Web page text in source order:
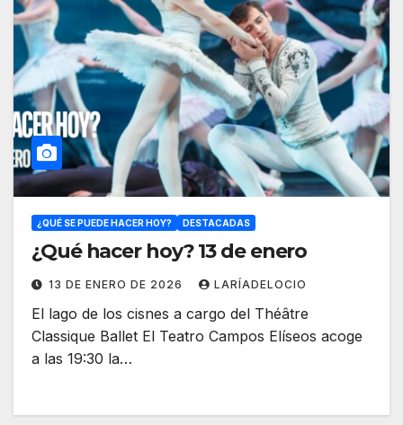
¿QUÉ SE PUEDE HACER HOY? DESTACADAS
¿Qué hacer hoy? 13 de enero
13 DE ENERO DE 2026 LARÍADELOCIO
El lago de los cisnes a cargo del Théâtre
Classique Ballet El Teatro Campos Elíseos acoge
a las 19:30 la…